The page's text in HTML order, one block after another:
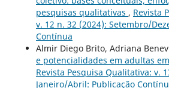
pesquisas qualitativas , Revista
v. 12 n. 32 (2024): Setembro/
Contínua
Almir Diego Brito, Adriana
e potencialidades em adultas
Revista Pesquisa Qualitativa: v.
Janeiro/Abril: Publicação